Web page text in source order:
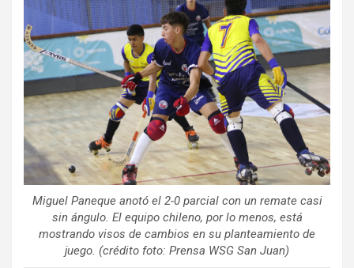
ce
b
o
o
k
tt
er
ail m
p
ar
tir
Miguel Paneque anotó el 2-0 parcial con un remate casi
sin ángulo. El equipo chileno, por lo menos, está
mostrando visos de cambios en su planteamiento de
juego. (crédito foto: Prensa WSG San Juan)